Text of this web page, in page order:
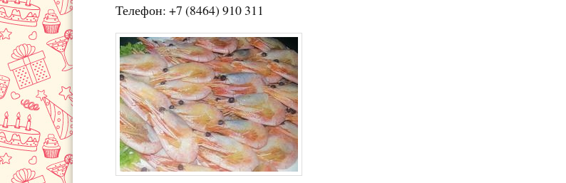
Телефон: +7 (8464) 910 311